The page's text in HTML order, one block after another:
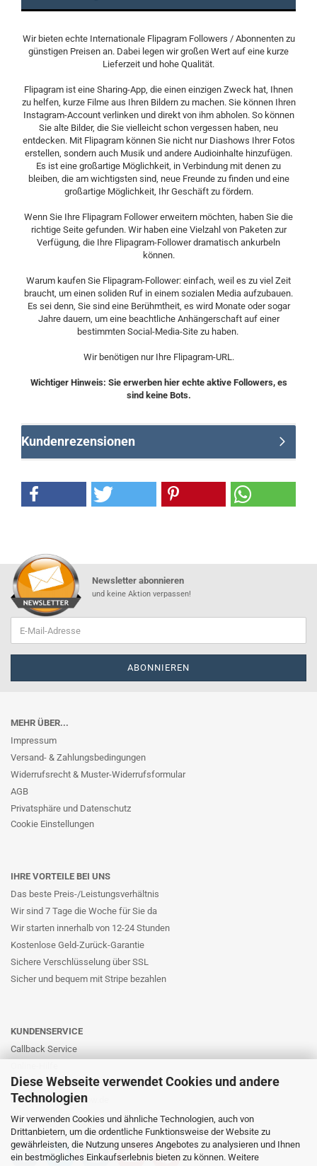
Diese Webseite verwendet Cookies und andere
Technologien
Wir verwenden Cookies und ähnliche Technologien, auch von
Drittanbietern, um die ordentliche Funktionsweise der Website zu
gewährleisten, die Nutzung unseres Angebotes zu analysieren und Ihnen
ein bestmögliches Einkaufserlebnis bieten zu können. Weitere
Wir bieten echte Internationale Flipagram Followers / Abonnenten zu
günstigen Preisen an. Dabei legen wir großen Wert auf eine kurze
Lieferzeit und hohe Qualität.
Flipagram ist eine Sharing-App, die einen einzigen Zweck hat, Ihnen
zu helfen, kurze Filme aus Ihren Bildern zu machen. Sie können Ihren
Instagram-Account verlinken und direkt von ihm abholen. So können
Sie alte Bilder, die Sie vielleicht schon vergessen haben, neu
entdecken. Mit Flipagram können Sie nicht nur Diashows Ihrer Fotos
erstellen, sondern auch Musik und andere Audioinhalte hinzufügen.
Es ist eine großartige Möglichkeit, in Verbindung mit denen zu
bleiben, die am wichtigsten sind, neue Freunde zu finden und eine
großartige Möglichkeit, Ihr Geschäft zu fördern.
Wenn Sie Ihre Flipagram Follower erweitern möchten, haben Sie die
richtige Seite gefunden. Wir haben eine Vielzahl von Paketen zur
Verfügung, die Ihre Flipagram-Follower dramatisch ankurbeln
können.
Warum kaufen Sie Flipagram-Follower: einfach, weil es zu viel Zeit
braucht, um einen soliden Ruf in einem sozialen Media aufzubauen.
Es sei denn, Sie sind eine Berühmtheit, es wird Monate oder sogar
Jahre dauern, um eine beachtliche Anhängerschaft auf einer
bestimmten Social-Media-Site zu haben.
Wir benötigen nur Ihre Flipagram-URL.
Wichtiger Hinweis: Sie erwerben hier echte aktive Followers, es
sind keine Bots.
Kundenrezensionen
Newsletter abonnieren
und keine Aktion verpassen!
MEHR ÜBER...
Impressum
Versand- & Zahlungsbedingungen
Widerrufsrecht & Muster-Widerrufsformular
AGB
Privatsphäre und Datenschutz
Cookie Einstellungen
IHRE VORTEILE BEI UNS
Das beste Preis-/Leistungsverhältnis
Wir sind 7 Tage die Woche für Sie da
Wir starten innerhalb von 12-24 Stunden
Kostenlose Geld-Zurück-Garantie
Sichere Verschlüsselung über SSL
Sicher und bequem mit Stripe bezahlen
KUNDENSERVICE
Callback Service
Kontaktformular
E-Mail: info@likernow.de
Skype Live Support
Ihre Meinung und Ideen